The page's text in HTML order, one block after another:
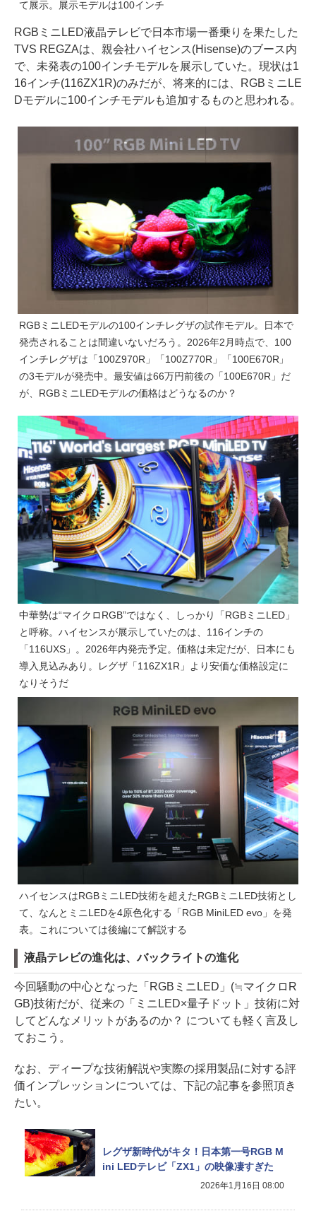
て展示。展示モデルは100インチ
RGBミニLED液晶テレビで日本市場一番乗りを果たした
TVS REGZAは、親会社ハイセンス(Hisense)のブース内
で、未発表の100インチモデルを展示していた。現状は1
16インチ(116ZX1R)のみだが、将来的には、RGBミニLE
Dモデルに100インチモデルも追加するものと思われる。
RGBミニLEDモデルの100インチレグザの試作モデル。日本で
発売されることは間違いないだろう。2026年2月時点で、100
インチレグザは「100Z970R」「100Z770R」「100E670R」
の3モデルが発売中。最安値は66万円前後の「100E670R」だ
が、RGBミニLEDモデルの価格はどうなるのか？
中華勢は“マイクロRGB”ではなく、しっかり「RGBミニLED」
と呼称。ハイセンスが展示していたのは、116インチの
「116UXS」。2026年内発売予定。価格は未定だが、日本にも
導入見込みあり。レグザ「116ZX1R」より安価な価格設定に
なりそうだ
ハイセンスはRGBミニLED技術を超えたRGBミニLED技術とし
て、なんとミニLEDを4原色化する「RGB MiniLED evo」を発
表。これについては後編にて解説する
液晶テレビの進化は、バックライトの進化
今回騒動の中心となった「RGBミニLED」(≒マイクロR
GB)技術だが、従来の「ミニLED×量子ドット」技術に対
してどんなメリットがあるのか？ についても軽く言及し
ておこう。
なお、ディープな技術解説や実際の採用製品に対する評
価インプレッションについては、下記の記事を参照頂き
たい。
レグザ新時代がキタ！日本第一号RGB M
ini LEDテレビ「ZX1」の映像凄すぎた
2026年1月16日 08:00